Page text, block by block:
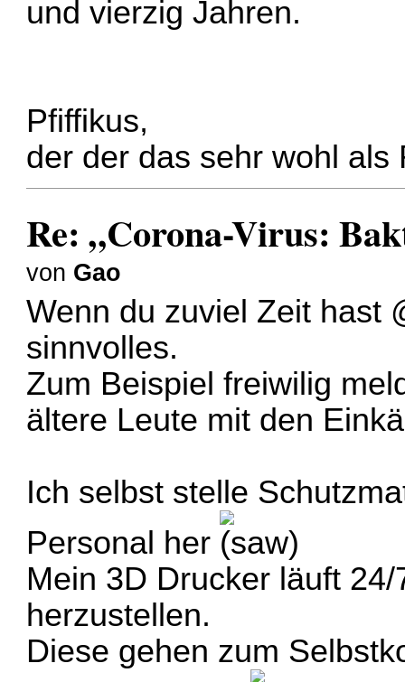
und vierzig Jahren.
Pfiffikus,
der der das sehr wohl
Re: „Corona-Virus:
von Gao
Wenn du zuviel Zeit hast
sinnvolles.
Zum Beispiel freiwilig
ältere Leute mit den
Ich selbst stelle
Personal her
Mein 3D Drucker läuft
herzustellen.
Diese gehen zum